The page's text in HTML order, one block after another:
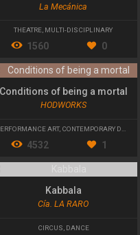
La Mecánica
THEATRE, MULTI-DISCIPLINARY
1560 0
Conditions of being a mortal
HODWORKS
ART, CONTEMPORARY DANCE
4532 1
Kabbala
Cía. LA RARO
CIRCUS DANCE